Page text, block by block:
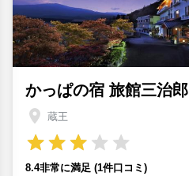
かっぱの宿 旅館三治郎
蔵王
8.4非常に満足 (1件口コミ)